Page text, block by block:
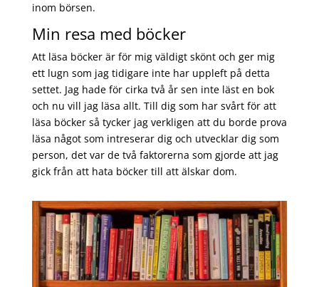
inom börsen.
Min resa med böcker
Att läsa böcker är för mig väldigt skönt och ger mig
ett lugn som jag tidigare inte har uppleft på detta
settet. Jag hade för cirka två år sen inte läst en bok
och nu vill jag läsa allt. Till dig som har svårt för att
läsa böcker så tycker jag verkligen att du borde prova
läsa något som intreserar dig och utvecklar dig som
person, det var de två faktorerna som gjorde att jag
gick från att hata böcker till att älskar dom.